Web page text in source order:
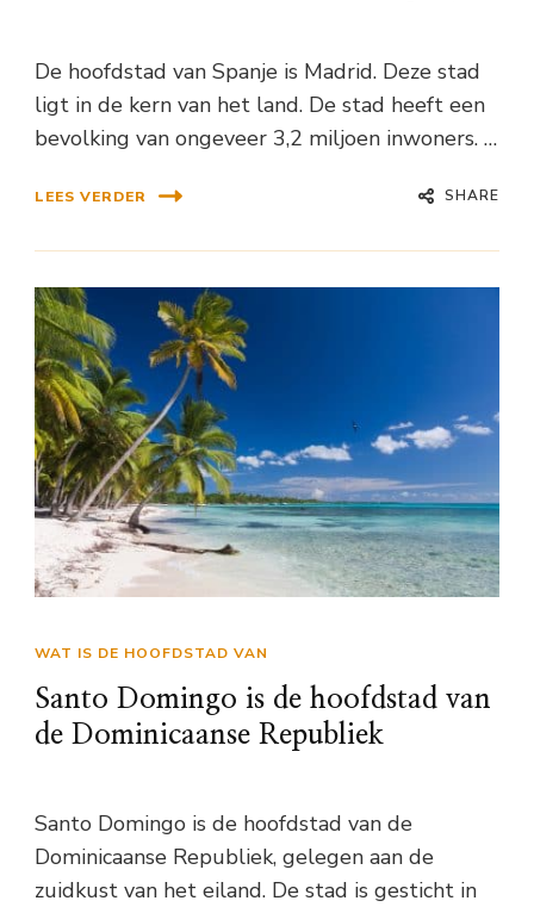
De hoofdstad van Spanje is Madrid. Deze stad
ligt in de kern van het land. De stad heeft een
bevolking van ongeveer 3,2 miljoen inwoners. …
LEES VERDER SHARE
WAT IS DE HOOFDSTAD VAN
Santo Domingo is de hoofdstad van
de Dominicaanse Republiek
Santo Domingo is de hoofdstad van de
Dominicaanse Republiek, gelegen aan de
zuidkust van het eiland. De stad is gesticht in